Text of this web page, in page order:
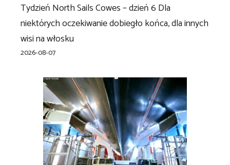
Tydzień North Sails Cowes – dzień 6 Dla
niektórych oczekiwanie dobiegło końca, dla innych
wisi na włosku
2026-08-07